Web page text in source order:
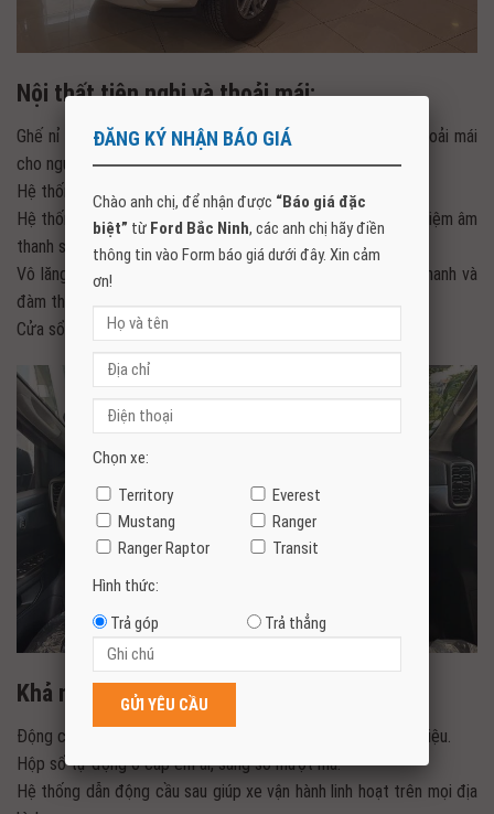
Nội thất tiện nghi và thoải mái:
Ghế nỉ cao cấp, ghế lái chỉnh tay 6 hướng mang đến sự thoải mái
cho người lái.
Hệ thống điều hòa chỉnh tay giúp làm mát nhanh và sâu.
Hệ thống giải trí AM/FM, USB, Bluetooth, 4 loa cho trải nghiệm âm
thanh sống động.
Vô lăng 3 chấu bọc urethane tích hợp nút điều khiển âm thanh và
đàm thoại rảnh tay.
Cửa sổ chỉnh điện lên xuống một chạm tiện lợi.
Khả năng vận hành mạnh mẽ và linh hoạt:
Động cơ Diesel 2.0L Single Turbo mạnh mẽ, tiết kiệm nhiên liệu.
Hộp số tự động 6 cấp êm ái, sang số mượt mà.
Hệ thống dẫn động cầu sau giúp xe vận hành linh hoạt trên mọi địa
ĐĂNG KÝ NHẬN BÁO GIÁ
Chào anh chị, để nhận được “Báo giá đặc
biệt” từ Ford Bắc Ninh, các anh chị hãy điền
thông tin vào Form báo giá dưới đây. Xin cảm
ơn!
Chọn xe:
Territory
Everest
Mustang
Ranger
Ranger Raptor
Transit
Hình thức:
Trả góp
Trả thẳng